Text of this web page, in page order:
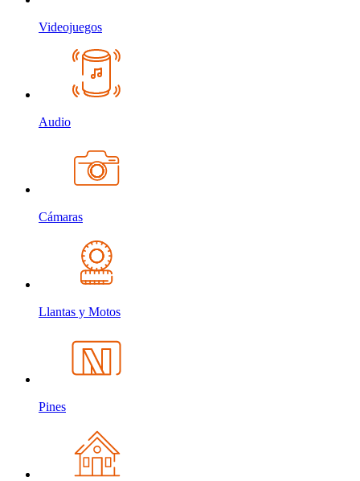
Videojuegos
Audio
Cámaras
Llantas y Motos
Pines